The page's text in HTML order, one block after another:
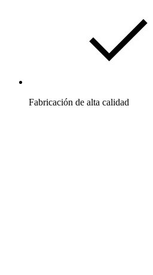
Fabricación de alta calidad